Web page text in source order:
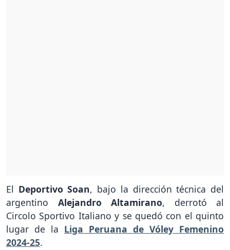
El Deportivo Soan, bajo la dirección técnica del
argentino Alejandro Altamirano, derrotó al
Circolo Sportivo Italiano y se quedó con el quinto
lugar de la Liga Peruana de Vóley Femenino
2024-25.